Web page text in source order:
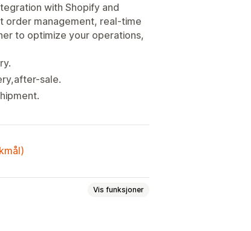
with Shopify and
order management, real-time
to optimize your operations,
sale.
Vis funksjoner